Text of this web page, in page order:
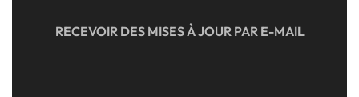
RECEVOIR DES MISES À JOUR PAR E-MAIL